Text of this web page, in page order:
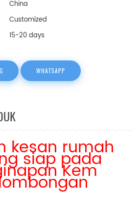
China
Customized
15-20 days
WHATSAPP
kesan rumah
siap pada
Kem